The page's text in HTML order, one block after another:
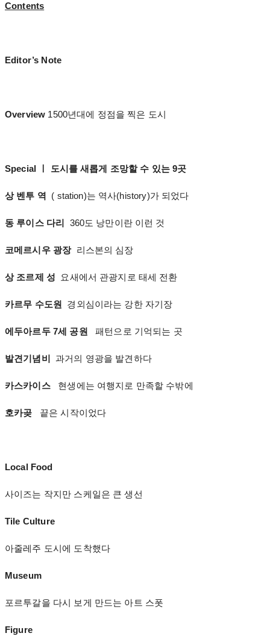
Contents
Editor’s Note
Overview 1500년대에 정점을 찍은 도시
Special ㅣ 도시를 새롭게 조망할 수 있는 9곳
상 벤투 역 ( station)는 역사(history)가 되었다
동 루이스 다리 360도 낭만이란 이런 것
코메르시우 광장리스본의 심장
상 조르제 성 요새에서 관광지로 태세 전환
카르무 수도원 경외심이라는 강한 자기장
에두아르두 7세 공원 패턴으로 기억되는 곳
발견기념비 과거의 영광을 발견하다
카스카이스 현생에는 여행지로 만족할 수밖에
호카곶 끝은 시작이었다
Local Food
사이즈는 작지만 스케일은 큰 생선
Tile Culture
아줄레주 도시에 도착했다
Museum
포르투갈을 다시 보게 만드는 아트 스폿
Figure